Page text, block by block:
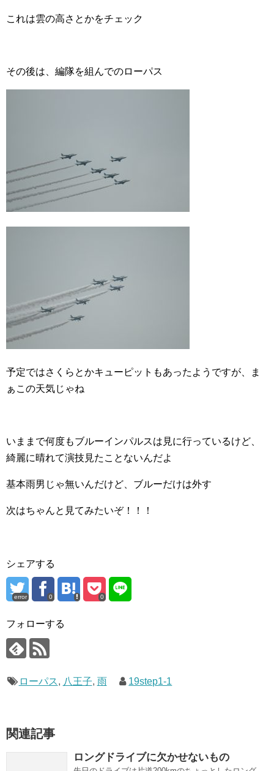
これは雲の高さとかをチェック
その後は、編隊を組んでのローパス
予定ではさくらとかキューピットもあったようですが、ま
ぁこの天気じゃね
いままで何度もブルーインパルスは見に行っているけど、
綺麗に晴れて演技見たことないんだよ
基本雨男じゃ無いんだけど、ブルーだけは外す
次はちゃんと見てみたいぞ！！！
シェアする
error 0 0
フォローする
ローパス, 八王子, 雨 19step1-1
関連記事
ロングドライブに欠かせないもの